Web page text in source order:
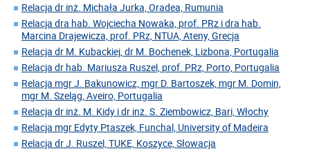
Relacja dr inż. Michała Jurka, Oradea, Rumunia
Relacja dra hab. Wojciecha Nowaka, prof. PRz i dra hab.
Marcina Drajewicza, prof. PRz, NTUA, Ateny, Grecja
Relacja dr M. Kubackiej, dr M. Bochenek, Lizbona, Portugalia
Relacja dr hab. Mariusza Ruszel, prof. PRz, Porto, Portugalia
Relacja mgr J. Bakunowicz, mgr D. Bartoszek, mgr M. Domin,
mgr M. Szeląg, Aveiro, Portugalia
Relacja dr inż. M. Kidy i dr inż. S. Ziembowicz, Bari, Włochy
Relacja mgr Edyty Ptaszek, Funchal, University of Madeira
Relacja dr J. Ruszel, TUKE, Koszyce, Słowacja